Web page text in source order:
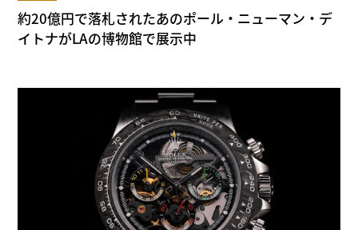
約20億円で落札されたあのポール・ニューマン・デ
イトナがLAの博物館で展示中